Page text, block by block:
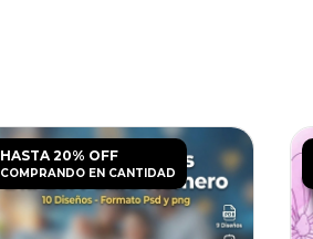
HASTA 20% OFF
COMPRANDO EN CANTIDAD